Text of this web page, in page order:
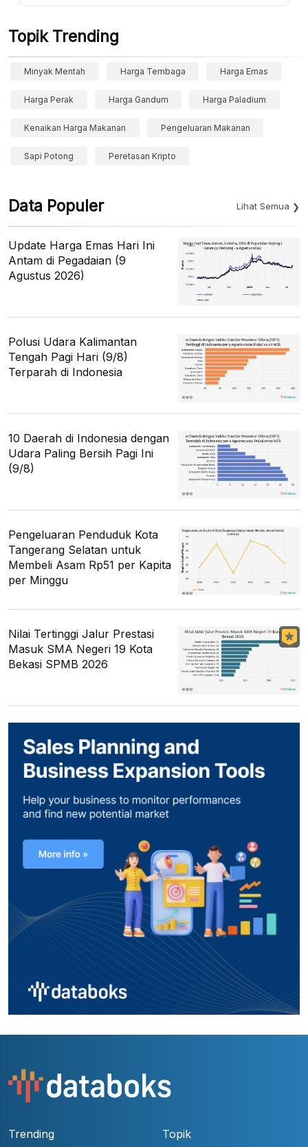
Topik Trending
Minyak Mentah Harga Tembaga Harga Emas
Harga Perak Harga Gandum Harga Paladium
Kenaikan Harga Makanan Pengeluaran Makanan
Sapi Potong Peretasan Kripto
Data Populer Lihat Semua
Update Harga Emas Hari Ini
Antam di Pegadaian (9
Agustus 2026)
Polusi Udara Kalimantan
Tengah Pagi Hari (9/8)
Terparah di Indonesia
10 Daerah di Indonesia dengan
Udara Paling Bersih Pagi Ini
(9/8)
Pengeluaran Penduduk Kota
Tangerang Selatan untuk
Membeli Asam Rp51 per Kapita
per Minggu
Nilai Tertinggi Jalur Prestasi
Masuk SMA Negeri 19 Kota
Bekasi SPMB 2026
Trending Topik